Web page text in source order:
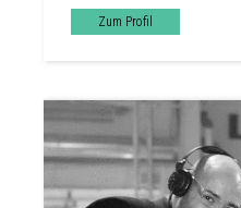
Zum Profil